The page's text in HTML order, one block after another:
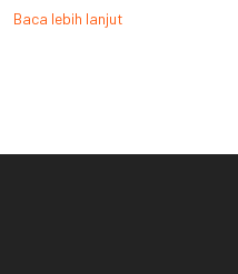
Baca lebih lanjut